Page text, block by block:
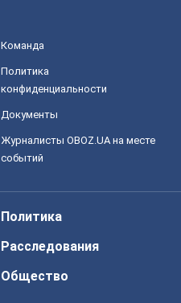
Команда
Политика
конфиденциальности
Документы
Журналисты OBOZ.UA на месте
событий
Политика
Расследования
Общество